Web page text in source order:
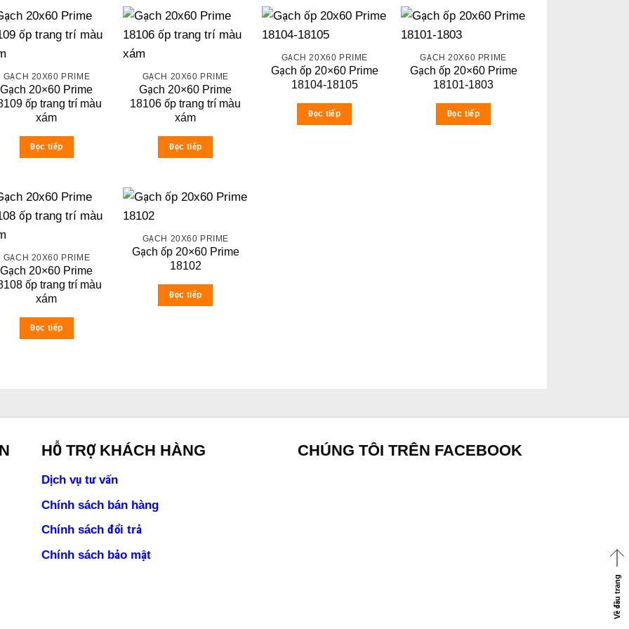
GẠCH 20X60 PRIME
Gạch 20×60 Prime
ốp trang trí màu
xám
Đọc tiếp
GẠCH 20X60 PRIME
Gạch 20×60 Prime
18106 ốp trang trí màu
xám
Đọc tiếp
GẠCH 20X60 PRIME
Gạch ốp 20×60 Prime
18104-18105
Đọc tiếp
GẠCH 20X60 PRIME
Gạch ốp 20×60 Prime
18101-1803
Đọc tiếp
GẠCH 20X60 PRIME
Gạch 20×60 Prime
ốp trang trí màu
xám
Đọc tiếp
GẠCH 20X60 PRIME
Gạch ốp 20×60 Prime
18102
Đọc tiếp
HỖ TRỢ KHÁCH HÀNG
Dịch vụ tư vấn
Chính sách bán hàng
Chính sách đổi trả
Chính sách bảo mật
CHÚNG TÔI TRÊN FACEBOOK
Về đầu trang